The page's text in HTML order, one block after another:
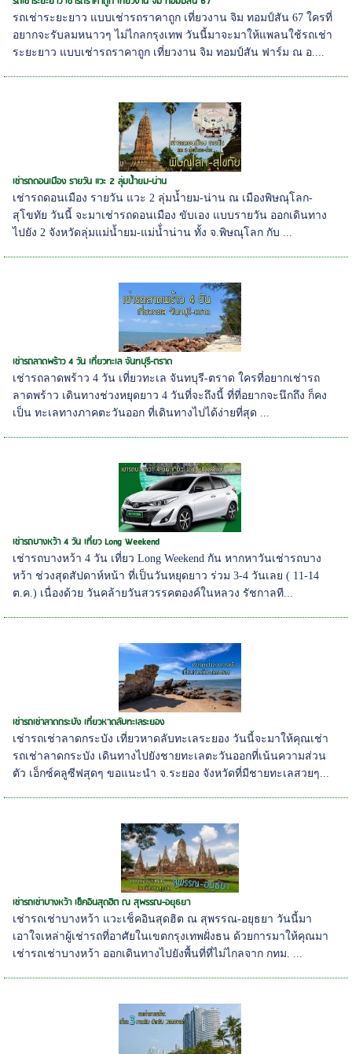
รถเช่าระยะยาว แบบเช่ารถราคาถูก เที่ยวงาน จิม ทอมป์สัน 67 ใครที่
อยากจะรับลมหนาวๆ ไม่ไกลกรุงเทพ วันนี้มาจะมาให้แพลนใช้รถเช่า
ระยะยาว แบบเช่ารถราคาถูก เที่ยวงาน จิม ทอมป์สัน ฟาร์ม ณ อ....
เช่ารถดอนเมือง รายวัน แวะ 2 ลุ่มน้ำยม-น่าน
เช่ารถดอนเมือง รายวัน แวะ 2 ลุ่มน้ำยม-น่าน ณ เมืองพิษณุโลก-
สุโขทัย วันนี้ จะมาเช่ารถดอนเมือง ขับเอง แบบรายวัน ออกเดินทาง
ไปยัง 2 จังหวัดลุ่มแม่น้ำยม-แม่น้่ำน่าน ทั้ง จ.พิษณุโลก กับ ...
เช่ารถลาดพร้าว 4 วัน เที่ยวทะเล จันทบุรี-ตราด
เช่ารถลาดพร้าว 4 วัน เที่ยวทะเล จันทบุรี-ตราด ใครที่อยากเช่ารถ
ลาดพร้าว เดินทางช่วงหยุดยาว 4 วันที่จะถึงนี้ ที่ที่อยากจะนึกถึง ก็คง
เป็น ทะเลทางภาคตะวันออก ที่เดินทางไปได้ง่ายที่สุด ...
เช่ารถบางหว้า 4 วัน เที่ยว Long Weekend
เช่ารถบางหว้า 4 วัน เที่ยว Long Weekend กัน หากหาวันเช่ารถบาง
หว้า ช่วงสุดสัปดาห์หน้า ที่เป็นวันหยุดยาว ร่วม 3-4 วันเลย ( 11-14
ต.ค.) เนื่องด้วย วันคล้ายวันสวรรคตองค์ในหลวง รัชกาลที...
เช่ารถเช่าลาดกระบัง เที่ยวหาดลับทะเลระยอง
เช่ารถเช่าลาดกระบัง เที่ยวหาดลับทะเลระยอง วันนี้จะมาให้คุณเช่า
รถเช่าลาดกระบัง เดินทางไปยังชายทะเลตะวันออกที่เน้นความส่วน
ตัว เอ็กซ์คลูซีฟสุดๆ ขอแนะนำ จ.ระยอง จังหวัดที่มีชายทะเลสวยๆ...
เช่ารถเช่าบางหว้า เช็คอินสุดฮิต ณ สุพรรณ-อยุธยา
เช่ารถเช่าบางหว้า แวะเช็คอินสุดฮิต ณ สุพรรณ-อยุธยา วันนี้มา
เอาใจเหล่าผู้เช่ารถที่อาศัยในเขตกรุงเทพฝั่งธน ด้วยการมาให้คุณมา
เช่ารถเช่าบางหว้า ออกเดินทางไปยังพื้นที่ที่ไม่ไกลจาก กทม. ...